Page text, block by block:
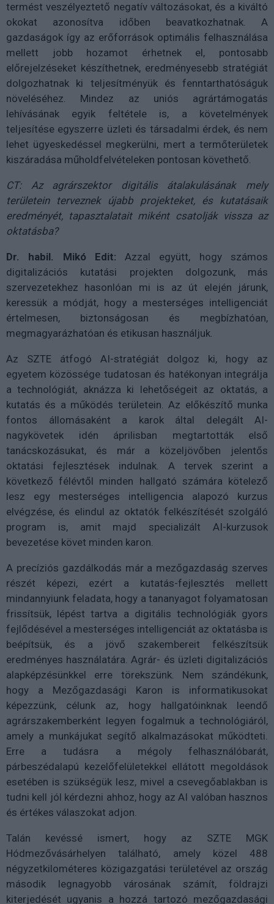
termést veszélyeztető negatív változásokat, és a kiváltó
okokat azonosítva időben beavatkozhatnak. A
gazdaságok így az erőforrások optimális felhasználása
mellett jobb hozamot érhetnek el, pontosabb
előrejelzéseket készíthetnek, eredményesebb stratégiát
dolgozhatnak ki teljesítményük és fenntarthatóságuk
növeléséhez. Mindez az uniós agrártámogatás
lehívásának egyik feltétele is, a követelmények
teljesítése egyszerre üzleti és társadalmi érdek, és nem
lehet ügyeskedéssel megkerülni, mert a termőterületek
kiszáradása műholdfelvételeken pontosan követhető.
CT: Az agrárszektor digitális átalakulásának mely
területein terveznek újabb projekteket, és kutatásaik
eredményét, tapasztalatait miként csatolják vissza az
oktatásba?
Dr. habil. Mikó Edit: Azzal együtt, hogy számos
digitalizációs kutatási projekten dolgozunk, más
szervezetekhez hasonlóan mi is az út elején járunk,
keressük a módját, hogy a mesterséges intelligenciát
értelmesen, biztonságosan és megbízhatóan,
megmagyarázhatóan és etikusan használjuk.
Az SZTE átfogó AI-stratégiát dolgoz ki, hogy az
egyetem közössége tudatosan és hatékonyan integrálja
a technológiát, aknázza ki lehetőségeit az oktatás, a
kutatás és a működés területein. Az előkészítő munka
fontos állomásaként a karok által delegált AI-
nagykövetek idén áprilisban megtartották első
tanácskozásukat, és már a közeljövőben jelentős
oktatási fejlesztések indulnak. A tervek szerint a
következő félévtől minden hallgató számára kötelező
lesz egy mesterséges intelligencia alapozó kurzus
elvégzése, és elindul az oktatók felkészítését szolgáló
program is, amit majd specializált AI-kurzusok
bevezetése követ minden karon.
A precíziós gazdálkodás már a mezőgazdaság szerves
részét képezi, ezért a kutatás-fejlesztés mellett
mindannyiunk feladata, hogy a tananyagot folyamatosan
frissítsük, lépést tartva a digitális technológiák gyors
fejlődésével a mesterséges intelligenciát az oktatásba is
beépítsük, és a jövő szakembereit felkészítsük
eredményes használatára. Agrár- és üzleti digitalizációs
alapképzésünkkel erre törekszünk. Nem szándékunk,
hogy a Mezőgazdasági Karon is informatikusokat
képezzünk, célunk az, hogy hallgatóinknak leendő
agrárszakemberként legyen fogalmuk a technológiáról,
amely a munkájukat segítő alkalmazásokat működteti.
Erre a tudásra a mégoly felhasználóbarát,
párbeszédalapú kezelőfelületekkel ellátott megoldások
esetében is szükségük lesz, mivel a csevegőablakban is
tudni kell jól kérdezni ahhoz, hogy az AI valóban hasznos
és értékes válaszokat adjon.
Talán kevéssé ismert, hogy az SZTE MGK
Hódmezővásárhelyen található, amely közel 488
négyzetkilométeres közigazgatási területével az ország
második legnagyobb városának számít, földrajzi
kiterjedését ugyanis a hozzá tartozó mezőgazdasági